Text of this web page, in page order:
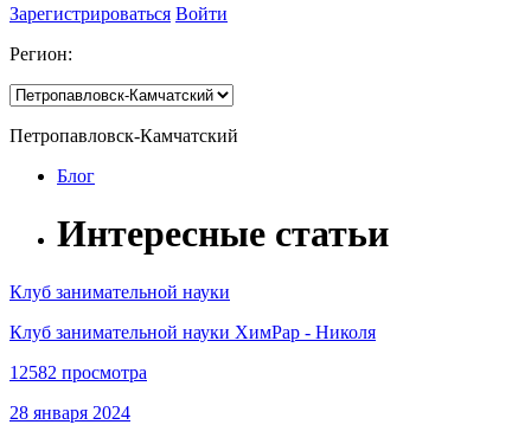
Зарегистрироваться Войти
Регион:
Петропавловск-Камчатский
Блог
Интересные статьи
Клуб занимательной науки
Клуб занимательной науки ХимРар - Николя
12582 просмотра
28 января 2024